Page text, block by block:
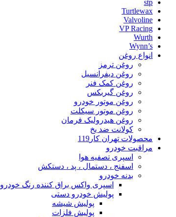
stp
Turtlewax
Valvoline
VP Racing
Wurth
Wynn’s
انواع روغن
روغن ترمز
روغن دیفرانسیل
روغن کمک فنر
روغن گیربکس
روغن موتور خودرو
روغن موتور سیکلت
روغن هیدرولیک فرمان
کولانت ضد یخ
محصولات تهران کار119
مراقبت خودرو
اسپری تصفیه هوا
اسفنج ، دستمال ، پد ، دستکش
بدنه خودرو
اسپری واکس براق کننده رنگ خودرو
پولیش خودرو دستی
پولیش شیشه
پولیش فلزات